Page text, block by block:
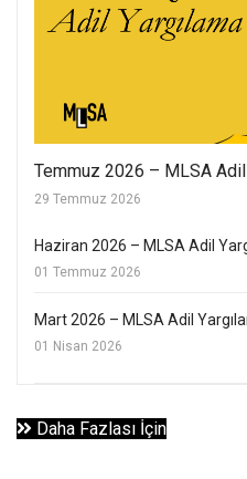
Temmuz 2026 – MLSA
29 Temmuz 2026
Haziran 2026 – MLSA Adil
01 Temmuz 2026
Mart 2026 – MLSA Adil
01 Nisan 2026
Daha Fazlası İçin